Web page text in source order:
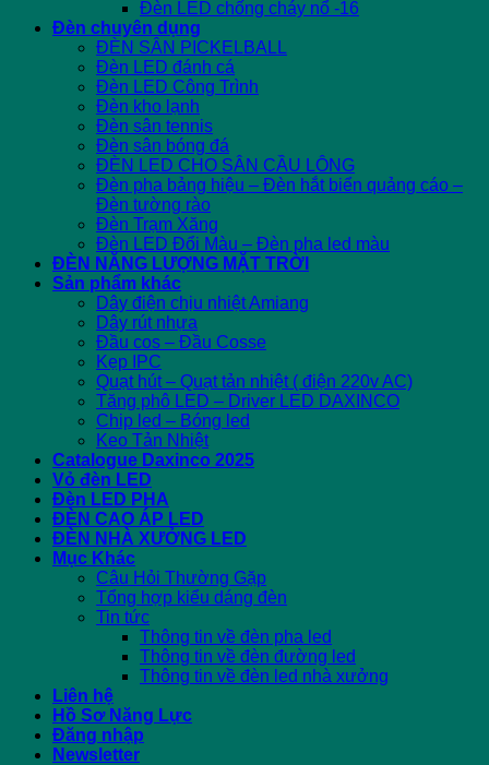
Đèn LED chống cháy nổ -16
Đèn chuyên dụng
ĐÈN SÂN PICKELBALL
Đèn LED đánh cá
Đèn LED Công Trình
Đèn kho lạnh
Đèn sân tennis
Đèn sân bóng đá
ĐÈN LED CHO SÂN CẦU LÔNG
Đèn pha bảng hiệu – Đèn hắt biển quảng cáo –
Đèn tường rào
Đèn Trạm Xăng
Đèn LED Đổi Màu – Đèn pha led màu
ĐÈN NĂNG LƯỢNG MẶT TRỜI
Sản phẩm khác
Dây điện chịu nhiệt Amiang
Dây rút nhựa
Đầu cos – Đầu Cosse
Kẹp IPC
Quạt hút – Quạt tản nhiệt ( điện 220v AC)
Tăng phô LED – Driver LED DAXINCO
Chip led – Bóng led
Keo Tản Nhiệt
Catalogue Daxinco 2025
Vỏ đèn LED
Đèn LED PHA
ĐÈN CAO ÁP LED
ĐÈN NHÀ XƯỞNG LED
Mục Khác
Câu Hỏi Thường Gặp
Tổng hợp kiểu dáng đèn
Tin tức
Thông tin về đèn pha led
Thông tin về đèn đường led
Thông tin về đèn led nhà xưởng
Liên hệ
Hồ Sơ Năng Lực
Đăng nhập
Newsletter